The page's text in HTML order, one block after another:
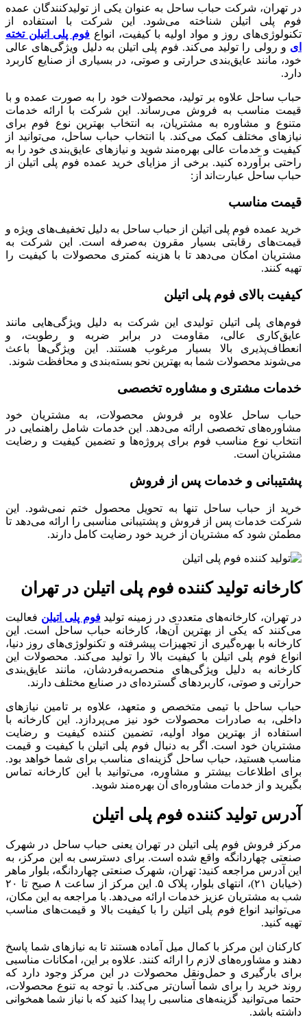
در تهران، شرکت حباب ساحل به عنوان یکی از تولیدکنندگان عمده
فوم پلی اتیلن شناخته می‌شود. این شرکت با استفاده از
تکنولوژی‌های روز و مواد اولیه با کیفیت، انواع فوم پلی اتیلن تخته
ای و رولی را تولید می‌کند. فوم پلی اتیلن به دلیل ویژگی‌های عالی
خود، مانند عایق‌بندی حرارتی و صوتی، در بسیاری از صنایع کاربرد
دارد.
حباب ساحل علاوه بر تولید، محصولات خود را به صورت عمده و با
قیمت مناسب به فروش می‌رساند. این شرکت با ارائه خدمات
متنوع و مشاوره به مشتریان، به انتخاب بهترین نوع فوم برای
نیازهای مختلف کمک می‌کند. با انتخاب حباب ساحل، می‌توانید از
کیفیت و خدمات عالی بهره‌مند شوید و نیازهای عایق‌بندی خود را به
راحتی برآورده کنید. برخی از مزایای خرید عمده فوم پلی اتیلن از
حباب ساحل عبارت‌اند از:
قیمت مناسب
خرید عمده فوم پلی اتیلن از حباب ساحل به دلیل تخفیف‌های ویژه و
قیمت‌های رقابتی بسیار مقرون به‌صرفه است. این شرکت به
مشتریان امکان می‌دهد تا با هزینه کمتری محصولات با کیفیت را
تهیه کنند.
کیفیت بالای فوم پلی اتیلن
فوم‌های پلی اتیلن تولیدی این شرکت به دلیل ویژگی‌هایی مانند
عایق‌کاری عالی، مقاومت در برابر ضربه و رطوبت، و
انعطاف‌پذیری بالا بسیار مرغوب هستند. این ویژگی‌ها باعث
می‌شوند محصولات شما به بهترین نحو بسته‌بندی و محافظت شوند.
خدمات مشتری و مشاوره تخصصی
حباب ساحل علاوه بر فروش محصولات، به مشتریان خود
مشاوره‌های تخصصی ارائه می‌دهد. این خدمات شامل راهنمایی در
انتخاب نوع مناسب فوم برای پروژه‌ها و تضمین کیفیت و رضایت
مشتریان است.
پشتیبانی و خدمات پس از فروش
خرید از حباب ساحل تنها به تحویل محصول ختم نمی‌شود. این
شرکت خدمات پس از فروش و پشتیبانی مناسبی را ارائه می‌دهد تا
مطمئن شود که مشتریان از خرید خود رضایت کامل دارند.
کارخانه تولید کننده فوم پلی اتیلن در تهران
در تهران، کارخانه‌های متعددی در زمینه تولیدفوم پلی اتیلن فعالیت
می‌کنند که یکی از بهترین آن‌ها، کارخانه حباب ساحل است. این
کارخانه با بهره‌گیری از تجهیزات پیشرفته و تکنولوژی‌های روز دنیا،
انواع فوم پلی اتیلن با کیفیت بالا را تولید می‌کند. محصولات این
کارخانه به دلیل ویژگی‌های منحصربه‌فردشان، مانند عایق‌بندی
حرارتی و صوتی، کاربردهای گسترده‌ای در صنایع مختلف دارند.
حباب ساحل با تیمی متخصص و متعهد، علاوه بر تامین نیازهای
داخلی، به صادرات محصولات خود نیز می‌پردازد. این کارخانه با
استفاده از بهترین مواد اولیه، تضمین کننده کیفیت و رضایت
مشتریان خود است. اگر به دنبال فوم پلی اتیلن با کیفیت و قیمت
مناسب هستید، حباب ساحل گزینه‌ای مناسب برای شما خواهد بود.
برای اطلاعات بیشتر و مشاوره، می‌توانید با این کارخانه تماس
بگیرید و از خدمات مشاوره‌ای آن بهره‌مند شوید.
آدرس تولید کننده فوم پلی اتیلن
مرکز فروش فوم پلی اتیلن در تهران یعنی حباب ساحل در شهرک
صنعتی چهاردانگه واقع شده است. برای دسترسی به این مرکز، به
این آدرس مراجعه کنید: تهران، شهرک صنعتی چهاردانگه، بلوار ماهر
(خیابان ۲۱)، انتهای بلوار، پلاک ۵. این مرکز از ساعت ۸ صبح تا ۲۰
شب به مشتریان عزیز خدمات ارائه می‌دهد. با مراجعه به این مکان،
می‌توانید انواع فوم پلی اتیلن را با کیفیت بالا و قیمت‌های مناسب
تهیه کنید.
کارکنان این مرکز با کمال میل آماده هستند تا به نیازهای شما پاسخ
دهند و مشاوره‌های لازم را ارائه کنند. علاوه بر این، امکانات مناسبی
برای بارگیری و حمل‌ونقل محصولات در این مرکز وجود دارد که
روند خرید را برای شما آسان‌تر می‌کند. با توجه به تنوع محصولات،
حتما می‌توانید گزینه‌های مناسبی را پیدا کنید که با نیاز شما همخوانی
داشته باشد.